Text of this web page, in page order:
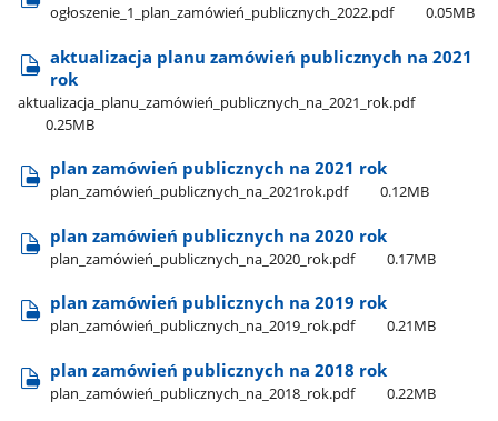
ogłoszenie​_1​_plan​_zamówień​_publicznych​_2022.pdf 0.05MB
aktualizacja planu zamówień publicznych na 2021
rok
aktualizacja​_planu​_zamówień​_publicznych​_na​_2021​_rok.pdf
0.25MB
plan zamówień publicznych na 2021 rok
plan​_zamówień​_publicznych​_na​_2021rok.pdf 0.12MB
plan zamówień publicznych na 2020 rok
plan​_zamówień​_publicznych​_na​_2020​_rok.pdf 0.17MB
plan zamówień publicznych na 2019 rok
plan​_zamówień​_publicznych​_na​_2019​_rok.pdf 0.21MB
plan zamówień publicznych na 2018 rok
plan​_zamówień​_publicznych​_na​_2018​_rok.pdf 0.22MB